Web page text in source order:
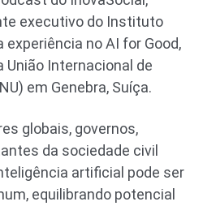
executivo do Instituto
no AI for Good,
União Internacional de
em Genebra, Suíça.
globais, governos,
da sociedade civil
artificial pode ser
equilibrando potencial